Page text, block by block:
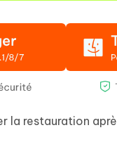
restauration